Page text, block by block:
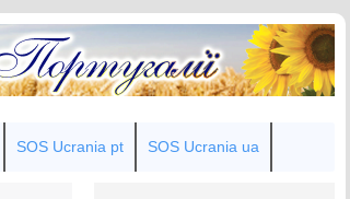
SOS Ucrania pt SOS Ucrania ua